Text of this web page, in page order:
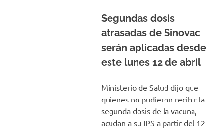
Segundas dosis
atrasadas de Sinovac
serán aplicadas desde
este lunes 12 de abril
Ministerio de Salud dijo que
quienes no pudieron recibir la
segunda dosis de la vacuna,
acudan a su IPS a partir del 12